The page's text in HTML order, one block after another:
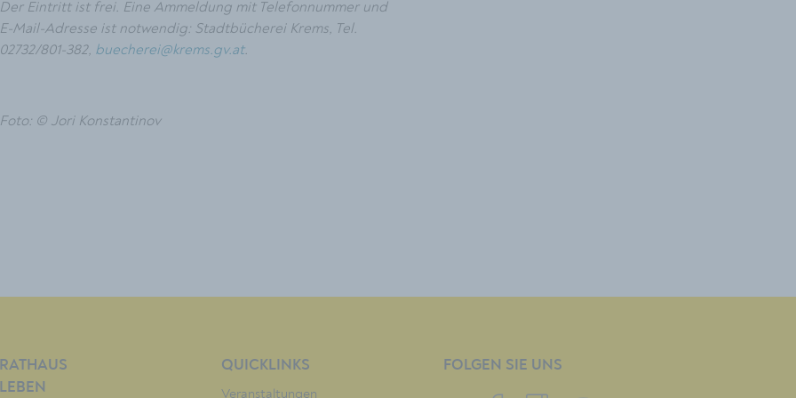
Der Eintritt ist frei. Eine Ammeldung mit Telefonnummer und
E-Mail-Adresse ist notwendig: Stadtbücherei Krems, Tel.
02732/801-382, buecherei@krems.gv.at.
Foto: © Jori Konstantinov
RATHAUS
LEBEN
QUICKLINKS
Veranstaltungen
FOLGEN SIE UNS